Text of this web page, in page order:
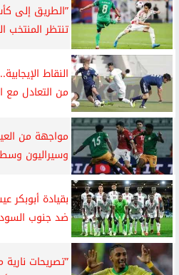
”الطريق إلى
تنتظر المنتخب
النقاط
من التعادل مع
مواجهة من
وسيراليون
بقيادة
ضد جنوب
”تصريحات نارية